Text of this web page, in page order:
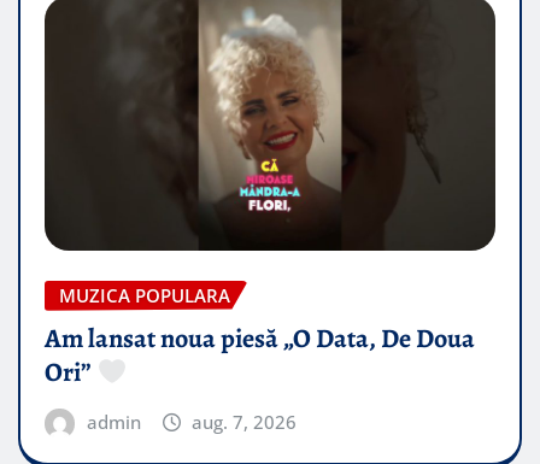
MUZICA POPULARA
Am lansat noua piesă „O Data, De Doua
Ori”
admin aug. 7, 2026